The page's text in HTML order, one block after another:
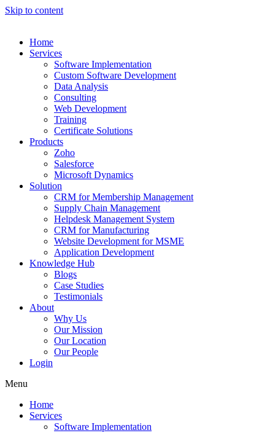
Skip to content
Home
Services
Software Implementation
Custom Software Development
Data Analysis
Consulting
Web Development
Training
Certificate Solutions
Products
Zoho
Salesforce
Microsoft Dynamics
Solution
CRM for Membership Management
Supply Chain Management
Helpdesk Management System
CRM for Manufacturing
Website Development for MSME
Application Development
Knowledge Hub
Blogs
Case Studies
Testimonials
About
Why Us
Our Mission
Our Location
Our People
Login
Menu
Home
Services
Software Implementation